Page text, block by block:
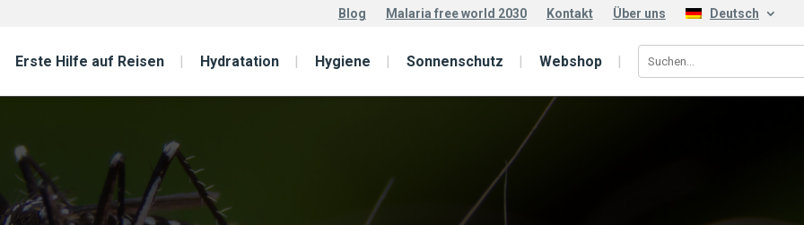
Blog Malaria free world 2030 Kontakt Über uns Deutsch
Erste Hilfe auf Reisen Hydratation Hygiene Sonnenschutz Webshop